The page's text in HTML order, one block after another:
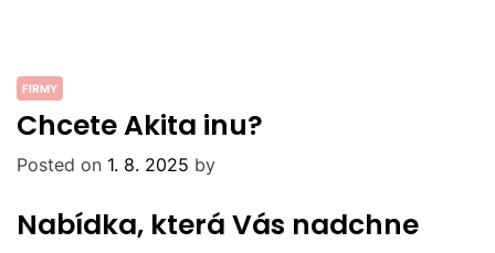
FIRMY
Chcete Akita inu?
Posted on 1. 8. 2025 by
Nabídka, která Vás nadchne